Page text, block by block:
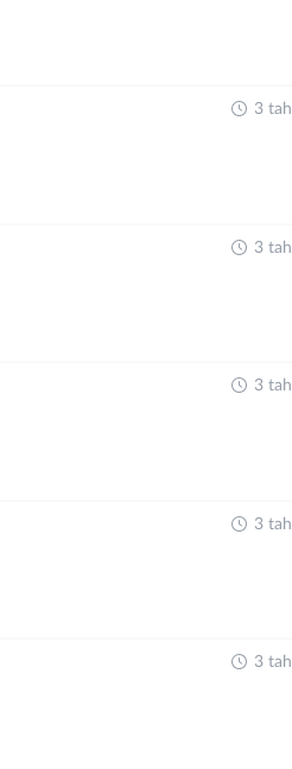
3
3
3
3
3